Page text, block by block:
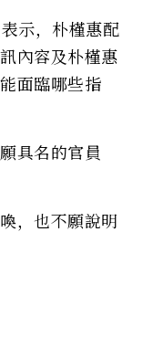
示，朴槿惠配
內容及朴槿惠
面臨哪些指
具名的官員
，也不願說明